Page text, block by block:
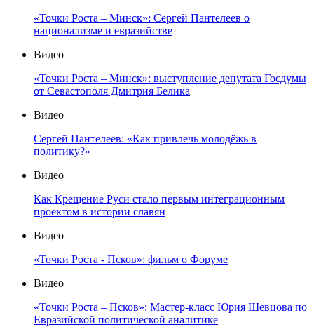
«Точки Роста – Минск»: Сергей Пантелеев о
национализме и евразийстве
Видео
«Точки Роста – Минск»: выступление депутата Госдумы
от Севастополя Дмитрия Белика
Видео
Сергей Пантелеев: «Как привлечь молодёжь в
политику?»
Видео
Как Крещение Руси стало первым интеграционным
проектом в истории славян
Видео
«Точки Роста - Псков»: фильм о Форуме
Видео
«Точки Роста – Псков»: Мастер-класс Юрия Шевцова по
Евразийской политической аналитике